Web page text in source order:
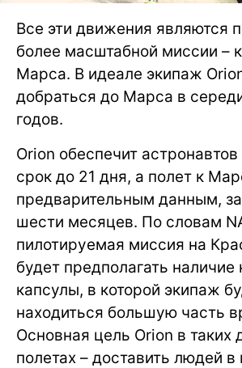
Все эти движения являются
более масштабной миссии –
Марса. В идеале экипаж
добраться до Марса в
годов.
Orion обеспечит
срок до 21 дня, а полет к
предварительным данным,
шести месяцев. По словам
пилотируемая миссия на
будет предполагать наличие
капсулы, в которой экипаж
находиться большую часть
Основная цель Orion в таких
полетах – доставить людей в